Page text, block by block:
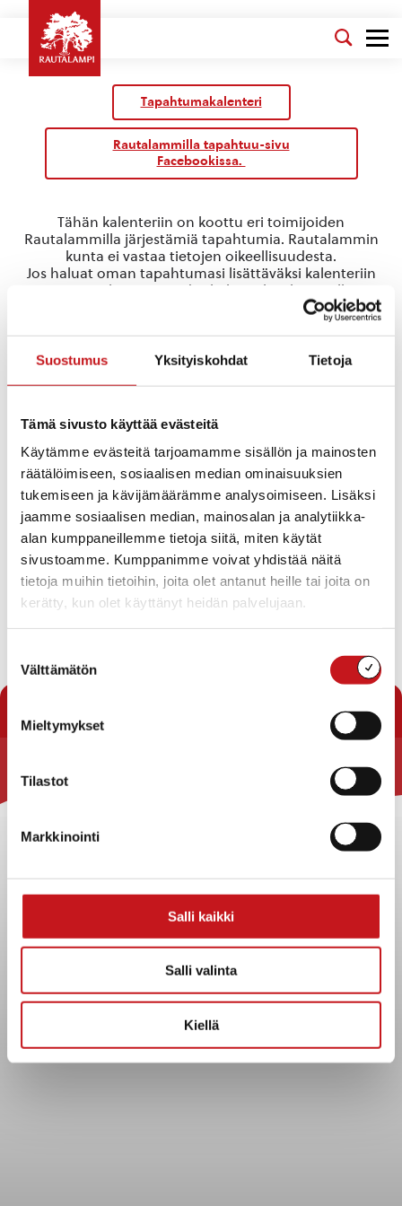
Suostumus Yksityiskohdat Tietoja
Tämä sivusto käyttää evästeitä
Käytämme evästeitä tarjoamamme sisällön ja mainosten
räätälöimiseen, sosiaalisen median ominaisuuksien
tukemiseen ja kävijämäärämme analysoimiseen. Lisäksi
jaamme sosiaalisen median, mainosalan ja analytiikka-
alan kumppaneillemme tietoja siitä, miten käytät
sivustoamme. Kumppanimme voivat yhdistää näitä
tietoja muihin tietoihin, joita olet antanut heille tai joita on
kerätty, kun olet käyttänyt heidän palvelujaan.
valinta
Välttämätön
Mieltymykset
Tilastot
Markkinointi
Salli kaikki
Salli valinta
Kiellä
Tapahtumakalenteri
Rautalammilla tapahtuu-sivu
Facebookissa.
Grand Merlin
Tapahtumat Grand Merlin
Tapahtumat
NoticeEi tuloksia.
Etsi
aja
Näkymät
navigointi
Etsi
ShowLista
Tuleva
Valitse
päivä.
EdellisetTapahtumat Tänään
Seuraavat
Tähän kalenteriin on koottu eri toimijoiden
Rautalammilla järjestämiä tapahtumia. Rautalammin
kunta ei vastaa tietojen oikeellisuudesta.
Jos haluat oman tapahtumasi lisättäväksi kalenteriin
jätä tapahtuman tiedot linkin takaa löytyvällä
Rautalammin kunta
Kuntainfo
Asiakirjajulkisuuskuvaus
Evästeet
Tietosuoja
Tietopyyntö